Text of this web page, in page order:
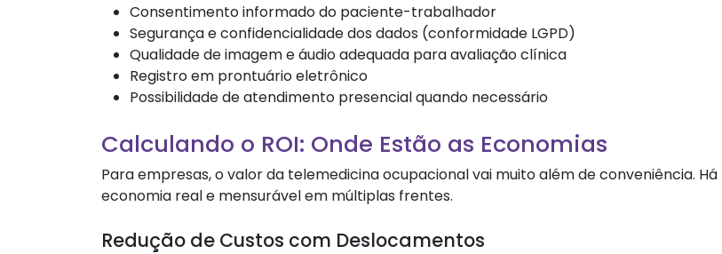
Consentimento informado do paciente-trabalhador
Segurança e confidencialidade dos dados (conformidade LGPD)
Qualidade de imagem e áudio adequada para avaliação clínica
Registro em prontuário eletrônico
Possibilidade de atendimento presencial quando necessário
Calculando o ROI: Onde Estão as Economias
Para empresas, o valor da telemedicina ocupacional vai muito além de conveniência. Há
economia real e mensurável em múltiplas frentes.
Redução de Custos com Deslocamentos